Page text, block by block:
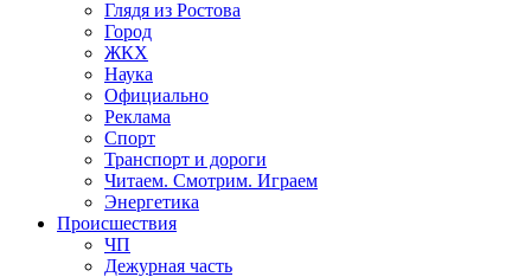
Глядя из Ростова
Город
ЖКХ
Наука
Официально
Реклама
Спорт
Транспорт и дороги
Читаем. Смотрим. Играем
Энергетика
Происшествия
ЧП
Дежурная часть